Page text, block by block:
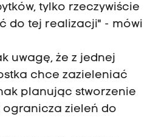
tylko rzeczywiście
do tej realizacji" - mówi
uwagę, że z jednej
chce zazieleniać
planując stworzenie
zieleń do